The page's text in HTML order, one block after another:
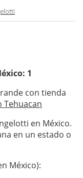
1
con tienda
Tehuacan
en México.
en un estado o
México):